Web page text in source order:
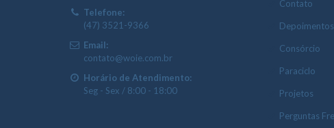
Telefone:
(47) 3521-9366
Email:
contato@woie.com.br
Horário de Atendimento:
Seg - Sex / 8:00 - 18:00
Contato
Depoimentos
Consórcio
Paraciclo
Projetos
Perguntas